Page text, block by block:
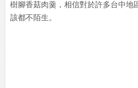
樹腳香菇肉羹，相信對於許多台中地
該都不陌生。